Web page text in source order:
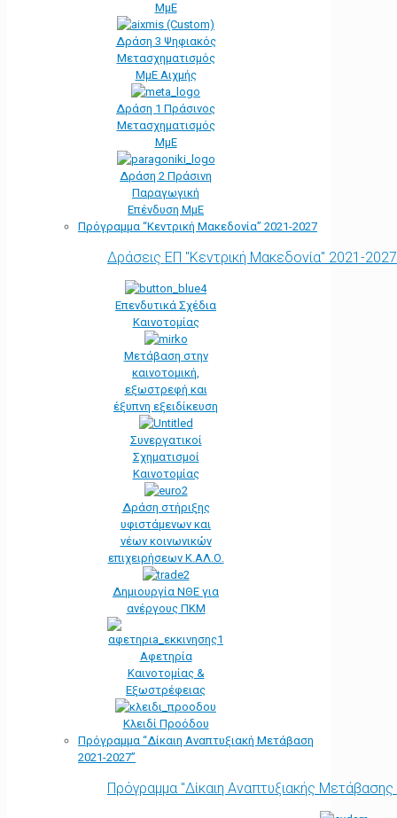
ΜμΕ
Δράση 3 Ψηφιακός
Μετασχηματισμός
ΜμΕ Αιχμής
Δράση 1 Πράσινος
Μετασχηματισμός
ΜμΕ
Δράση 2 Πράσινη
Παραγωγική
Επένδυση ΜμΕ
Πρόγραμμα “Κεντρική Μακεδονία” 2021-2027
Δράσεις ΕΠ "Κεντρική Μακεδονία" 2021-2027
Επενδυτικά Σχέδια
Καινοτομίας
Μετάβαση στην
καινοτομική,
εξωστρεφή και
έξυπνη εξειδίκευση
Συνεργατικοί
Σχηματισμοί
Καινοτομίας
Δράση στήριξης
υφιστάμενων και
νέων κοινωνικών
επιχειρήσεων Κ.ΑΛ.Ο.
Δημιουργία ΝΘΕ για
ανέργους ΠΚΜ
Αφετηρία
Kαινοτομίας &
Εξωστρέφειας
Κλειδί Προόδου
Πρόγραμμα “Δίκαιη Αναπτυξιακή Μετάβαση
2021-2027”
Πρόγραμμα "Δίκαιη Αναπτυξιακής